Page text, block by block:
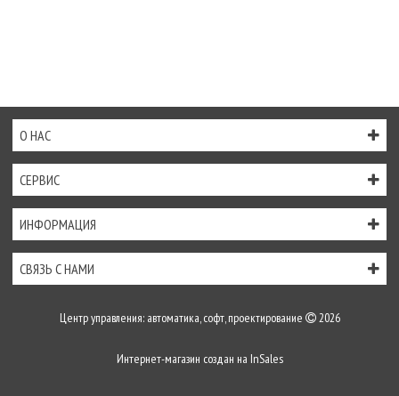
О НАС
СЕРВИС
ИНФОРМАЦИЯ
СВЯЗЬ С НАМИ
Центр управления: автоматика, софт, проектирование 2026
Интернет-магазин создан на InSales